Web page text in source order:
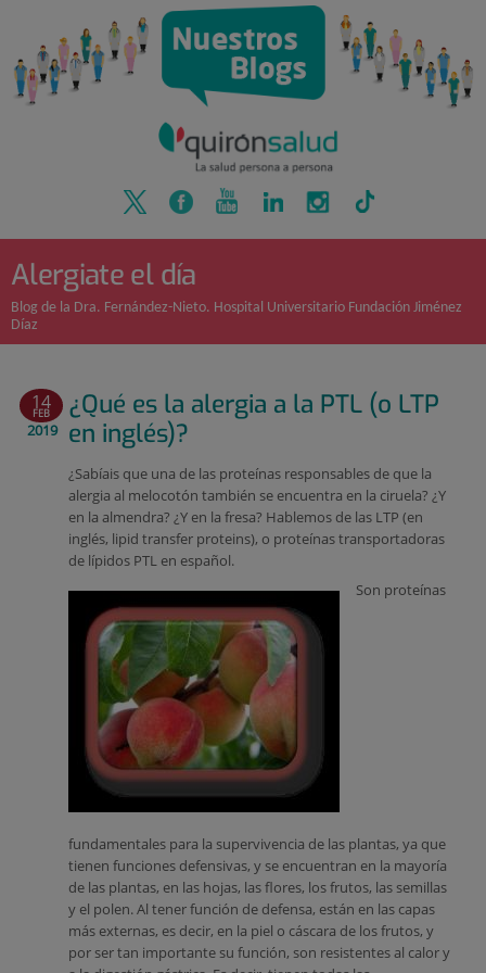
Alergiate el día
Blog de la Dra. Fernández-Nieto. Hospital Universitario Fundación Jiménez
Díaz
14
FEB
2019
¿Qué es la alergia a la PTL (o LTP
en inglés)?
¿Sabíais que una de las proteínas responsables de que la
alergia al melocotón también se encuentra en la ciruela? ¿Y
en la almendra? ¿Y en la fresa? Hablemos de las LTP (en
inglés, lipid transfer proteins), o proteínas transportadoras
de lípidos PTL en español.
Son proteínas
fundamentales para la supervivencia de las plantas, ya que
tienen funciones defensivas, y se encuentran en la mayoría
de las plantas, en las hojas, las flores, los frutos, las semillas
y el polen. Al tener función de defensa, están en las capas
más externas, es decir, en la piel o cáscara de los frutos, y
por ser tan importante su función, son resistentes al calor y